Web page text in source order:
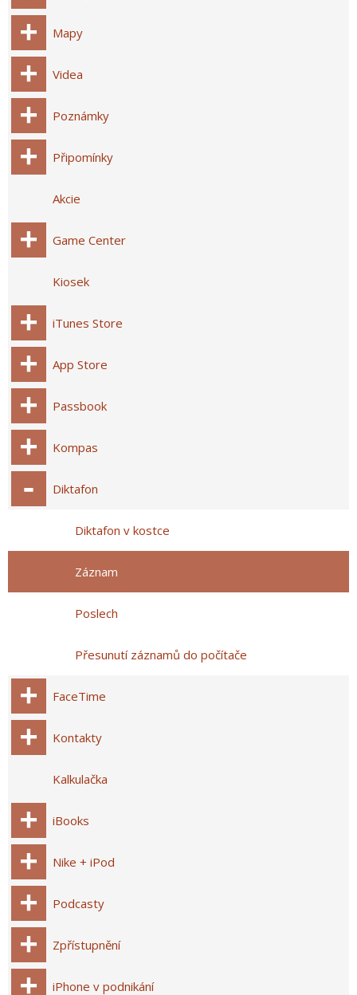
Mapy
Videa
Poznámky
Připomínky
Akcie
Game Center
Kiosek
iTunes Store
App Store
Passbook
Kompas
Diktafon
Diktafon v kostce
Záznam
Poslech
Přesunutí záznamů do počítače
FaceTime
Kontakty
Kalkulačka
iBooks
Nike + iPod
Podcasty
Zpřístupnění
iPhone v podnikání